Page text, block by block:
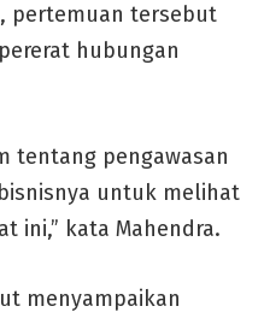
pertemuan tersebut
hubungan
tentang pengawasan
untuk melihat
ini,” kata Mahendra.
menyampaikan